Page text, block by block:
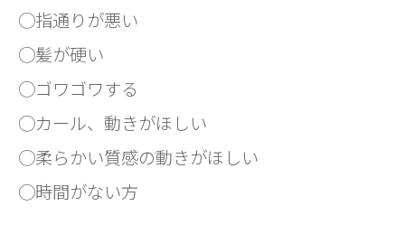
◯指通りが悪い
◯髪が硬い
◯ゴワゴワする
◯カール、動きがほしい
◯柔らかい質感の動きがほしい
◯時間がない方